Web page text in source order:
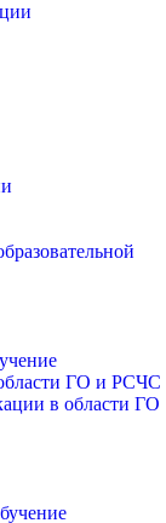
ГО и РСЧС
в области ГО